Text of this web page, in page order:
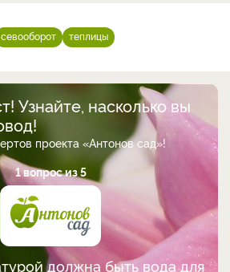
севооборот теплицы
Узнайте, насколько вы
проекта «Антонов сад»!
1 вопрос из 5
должна быть вода для